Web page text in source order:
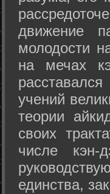
движение
молодости
на мечах
учений
теории
своих
числе
единства,